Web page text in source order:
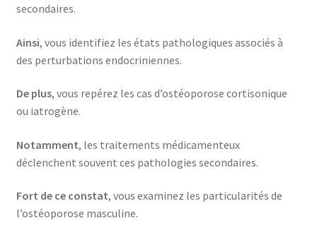
secondaires.
Ainsi, vous identifiez les états pathologiques associés à
des perturbations endocriniennes.
De plus, vous repérez les cas d’ostéoporose cortisonique
ou iatrogène.
Notamment, les traitements médicamenteux
déclenchent souvent ces pathologies secondaires.
Fort de ce constat, vous examinez les particularités de
l’ostéoporose masculine.